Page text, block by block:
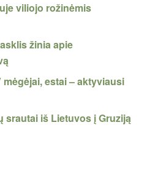
viliojo rožinėmis
žinia apie
estai – aktyviausi
srautai iš Lietuvos į Gruziją